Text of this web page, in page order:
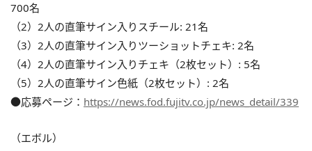
700名
（2）2人の直筆サイン入りスチール: 21名
（3）2人の直筆サイン入りツーショットチェキ: 2名
（4）2人の直筆サイン入りチェキ（2枚セット）: 5名
（5）2人の直筆サイン色紙（2枚セット）: 2名
●応募ページ： https://news.fod.fujitv.co.jp/news_detail/339
（エボル）